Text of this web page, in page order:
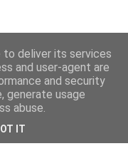
to deliver its services
and user-agent are
and security
generate usage
abuse.
IT